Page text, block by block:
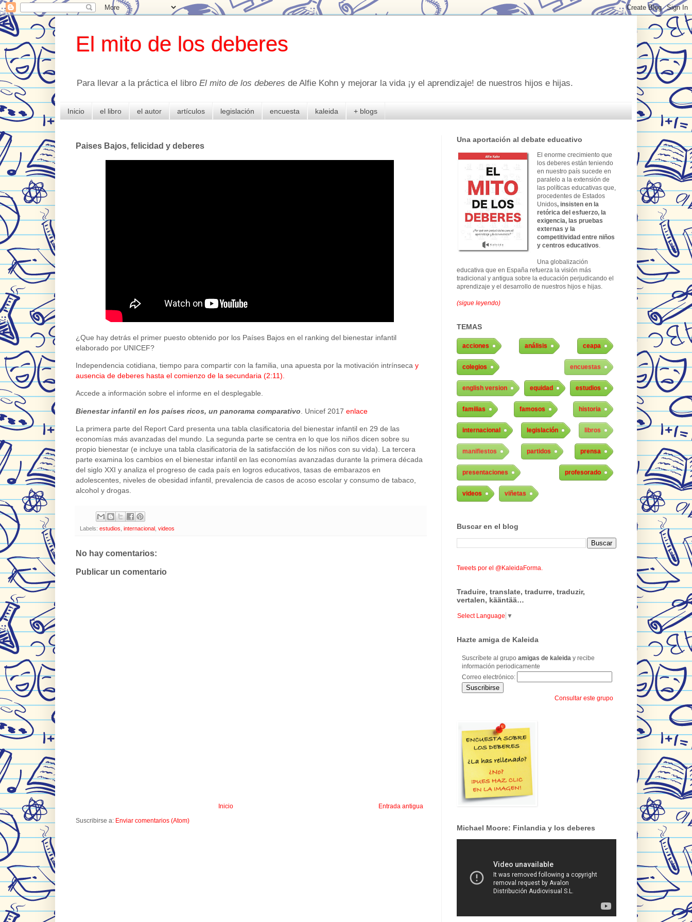
El mito de los deberes
Para llevar a la práctica el libro El mito de los deberes de Alfie Kohn y mejorar la vida ¡y el aprendizaje! de nuestros hijos e hijas.
Inicio el libro el autor artículos legislación encuesta kaleida + blogs
Paises Bajos, felicidad y deberes
¿Que hay detrás el primer puesto obtenido por los Países Bajos en el ranking del bienestar infantil
elaborado por UNICEF?
Independencia cotidiana, tiempo para compartir con la familia, una apuesta por la motivación intrínseca y
ausencia de deberes hasta el comienzo de la secundaria (2:11).
Accede a información sobre el informe en el desplegable.
Bienestar infantil en los países ricos, un panorama comparativo . Unicef 2017 enlace
La primera parte del Report Card presenta una tabla clasificatoria del bienestar infantil en 29 de las
economías más avanzadas del mundo. La segunda parte se centra en lo que los niños dicen sobre su
propio bienestar (e incluye una tabla clasificatoria de la satisfacción de los niños con su vida). La tercera
parte examina los cambios en el bienestar infantil en las economías avanzadas durante la primera década
del siglo XXI y analiza el progreso de cada país en logros educativos, tasas de embarazos en
adolescentes, niveles de obesidad infantil, prevalencia de casos de acoso escolar y consumo de tabaco,
alcohol y drogas.
Labels: estudios internacional videos
No hay comentarios:
Publicar un comentario
Entrada antigua
Inicio
Suscribirse a: Enviar comentarios (Atom)
Una aportación al debate educativo
El enorme crecimiento que
los deberes están teniendo
en nuestro país sucede en
paralelo a la extensión de
las políticas educativas que,
procedentes de Estados
Unidos, insisten en la
retórica del esfuerzo, la
exigencia, las pruebas
externas y la
competitividad entre niños
y centros educativos.
Una globalización
educativa que en España refuerza la visión más
tradicional y antigua sobre la educación perjudicando el
aprendizaje y el desarrollo de nuestros hijos e hijas.
(sigue leyendo)
TEMAS
acciones análisis ceapa
colegios encuestas
english version equidad estudios
familias famosos historia
internacional legislación libros
manifiestos partidos prensa
presentaciones profesorado
videos viñetas
Buscar en el blog
Tweets por el @KaleidaForma.
Traduire, translate, tradurre, traduzir,
vertalen, kääntää…
Select Language ▼
Hazte amiga de Kaleida
Suscríbete al grupo amigas de kaleida y recibe
información periodicamente
Correo electrónico:
Consultar este grupo
Michael Moore: Finlandia y los deberes